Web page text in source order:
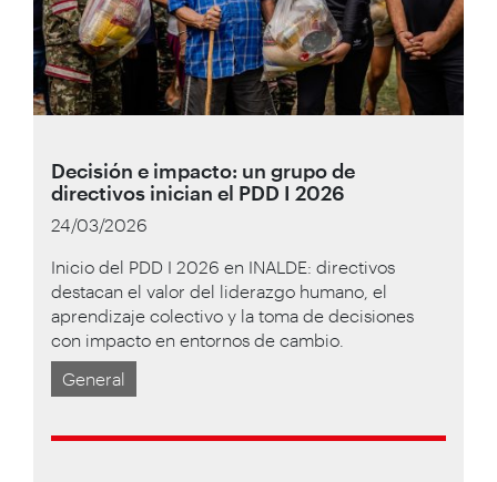
Decisión e impacto: un grupo de
directivos inician el PDD I 2026
24/03/2026
Inicio del PDD I 2026 en INALDE: directivos
destacan el valor del liderazgo humano, el
aprendizaje colectivo y la toma de decisiones
con impacto en entornos de cambio.
General